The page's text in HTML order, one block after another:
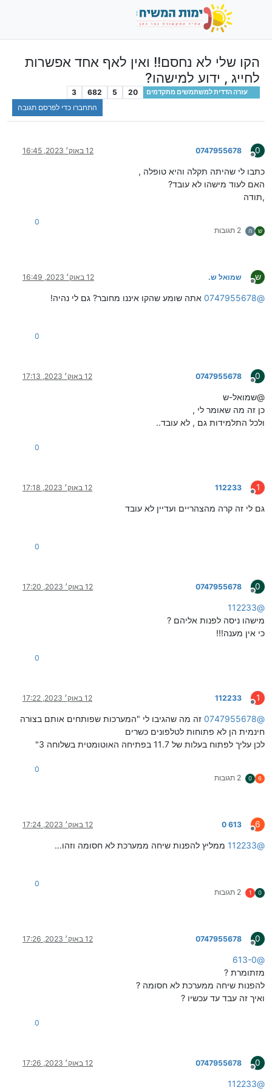
הקו שלי לא נחסם!! ואין לאף אחד אפשרות
לחייג , ידוע למישהו?
עזרה הדדית למשתמשים מתקדמים 20
5
682
3
התחברו כדי לפרסם תגובה
0
מנותק
0747955678 12 באוק׳ 2023, 16:45
כתבו לי שהיתה תקלה והיא טופלה ,
האם לעוד מישהו לא עובד?
,תודה
ש ה 2 תגובות
0
ש
מנותק
שמואל ש. 12 באוק׳ 2023, 16:49
@
0747955678 אתה שומע שהקו איננו מחובר? גם לי נהיה!
0
0
מנותק
0747955678 12 באוק׳ 2023, 17:13
@שמואל-ש
כן זה מה שאומר לי ,
ולכל התלמידות גם , לא עובד..
0
1
מנותק
112233 12 באוק׳ 2023, 17:18
גם לי זה קרה מהצהריים ועדיין לא עובד
0
0
מנותק
0747955678 12 באוק׳ 2023, 17:20
@
112233
מישהו ניסה לפנות אליהם ?
כי אין מענה!!!
0
1
מנותק
112233 12 באוק׳ 2023, 17:22
@
0747955678 זה מה שהגיבו לי "המערכות שפותחים אותם בצורה
חינמית הן לא פתוחות לטלפונים כשרים
לכן עליך לפתוח בעלות של 11.7 בפתיחה האוטומטית בשלוחה 3"
6
0 2 תגובות
0
6
מנותק
613 0 12 באוק׳ 2023, 17:24
@
112233 ממליץ להפנות שיחה ממערכת לא חסומה וזהו...
0
1 2 תגובות
0
0
מנותק
0747955678 12 באוק׳ 2023, 17:26
@
613-0
מזתומרת ?
להפנות שיחה ממערכת לא חסומה ?
ואיך זה עבד עד עכשיו ?
0
0
מנותק
0747955678 12 באוק׳ 2023, 17:26
@
112233